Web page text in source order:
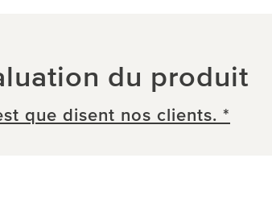
du produit
que disent nos clients. *